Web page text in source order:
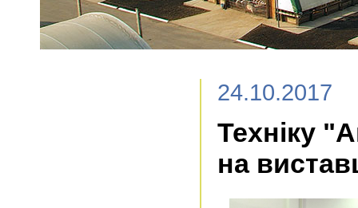
24.10.2017
Техніку
на